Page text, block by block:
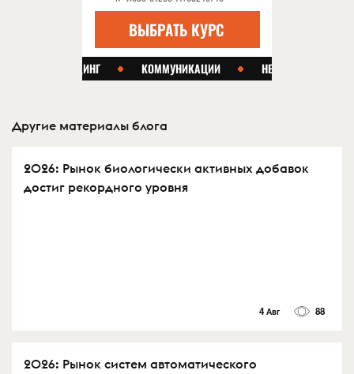
Другие материалы блога
2026: Рынок биологически активных добавок
достиг рекордного уровня
4 Авг 88
2026: Рынок систем автоматического